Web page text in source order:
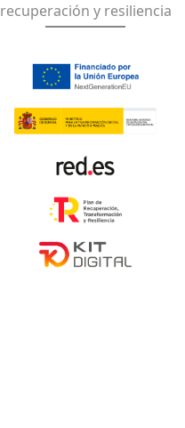
recuperación y resiliencia